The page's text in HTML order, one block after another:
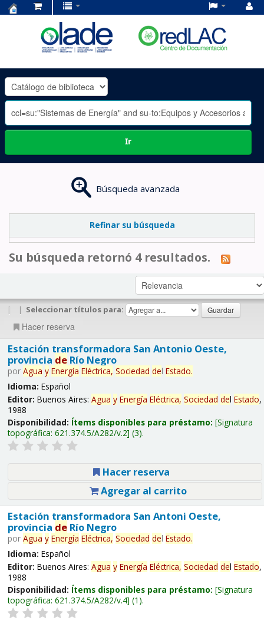
OLADE
-
Ir
Búsqueda avanzada
Refinar su búsqueda
Su búsqueda retornó 4 resultados.
| | Seleccionar títulos para:
Hacer reserva
Estación transformadora San Antonio Oeste,
provincia deRío Negro
por Agua y Energía Eléctrica, Sociedad del Estado.
Idioma: Español
Editor: Buenos Aires: Agua y Energía Eléctrica, Sociedad del Estado,
1988
Disponibilidad: Ítems disponibles para préstamo: Signatura
topográfica: 621.374.5/A282/v.2 (3).
Hacer reserva
Agregar al carrito
Estación transformadora San Antoni Oeste,
provincia deRío Negro
por Agua y Energía Eléctrica, Sociedad del Estado.
Idioma: Español
Editor: Buenos Aires: Agua y Energía Eléctrica, Sociedad del Estado,
1988
Disponibilidad: Ítems disponibles para préstamo: Signatura
topográfica: 621.374.5/A282/v.4 (1).